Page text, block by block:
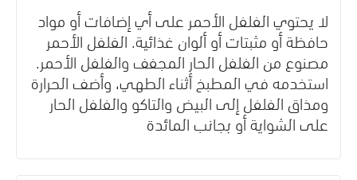
لا يحتوي الفلفل الأحمر على أي إضافات أو مواد
حافظة أو مثبتات أو ألوان غذائية. الفلفل الأحمر
مصنوع من الفلفل الحار المجفف والفلفل الأحمر.
استخدمه في المطبخ أثناء الطهي، وأضف الحرارة
ومذاق الفلفل إلى البيض والتاكو والفلفل الحار
على الشواية أو بجانب المائدة